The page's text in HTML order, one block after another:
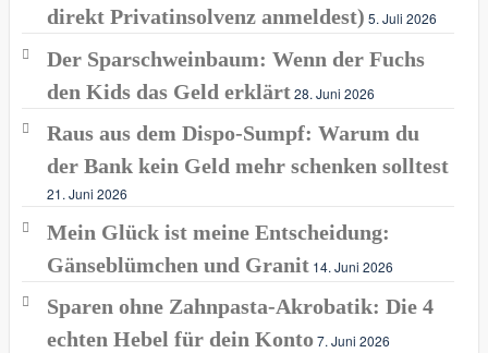
direkt Privatinsolvenz anmeldest) 5. Juli 2026
Der Sparschweinbaum: Wenn der Fuchs
den Kids das Geld erklärt28. Juni 2026
Raus aus dem Dispo-Sumpf: Warum du
der Bank kein Geld mehr schenken solltest
21. Juni 2026
Mein Glück ist meine Entscheidung:
Gänseblümchen und Granit 14. Juni 2026
Sparen ohne Zahnpasta-Akrobatik: Die 4
echten Hebel für dein Konto7. Juni 2026